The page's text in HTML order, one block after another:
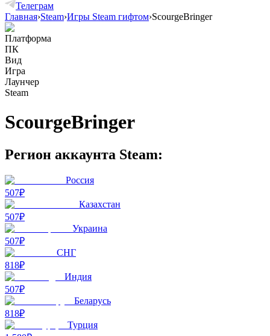
Телеграм
Главная›Steam›Игры Steam гифтом›ScourgeBringer
Платформа
ПК
Вид
Игра
Лаунчер
Steam
ScourgeBringer
Регион аккаунта Steam:
Россия
507₽
Казахстан
507₽
Украина
507₽
СНГ
818₽
Индия
507₽
Беларусь
818₽
Турция